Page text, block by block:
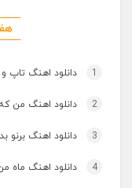
1 دانلود اهنگ تاپ و توپ ۷ از دی
2 دانلود اهنگ من که
3 دانلود اهنگ برنو بدوش ۲ از
4 دانلود اهنگ ماه